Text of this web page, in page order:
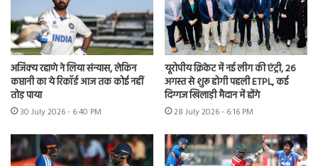
अजिंक्य रहाणे ने लिया संन्यास, लेकिन
कप्तानी का ये रिकॉर्ड आज तक कोई नहीं
तोड़ पाया
30 July 2026 - 6:40 PM
यूरोपीय क्रिकेट में नई लीग की एंट्री, 26
अगस्त से शुरू होगी पहली ETPL, कई
दिग्गज खिलाड़ी मैदान में होंगे
28 July 2026 - 6:16 PM